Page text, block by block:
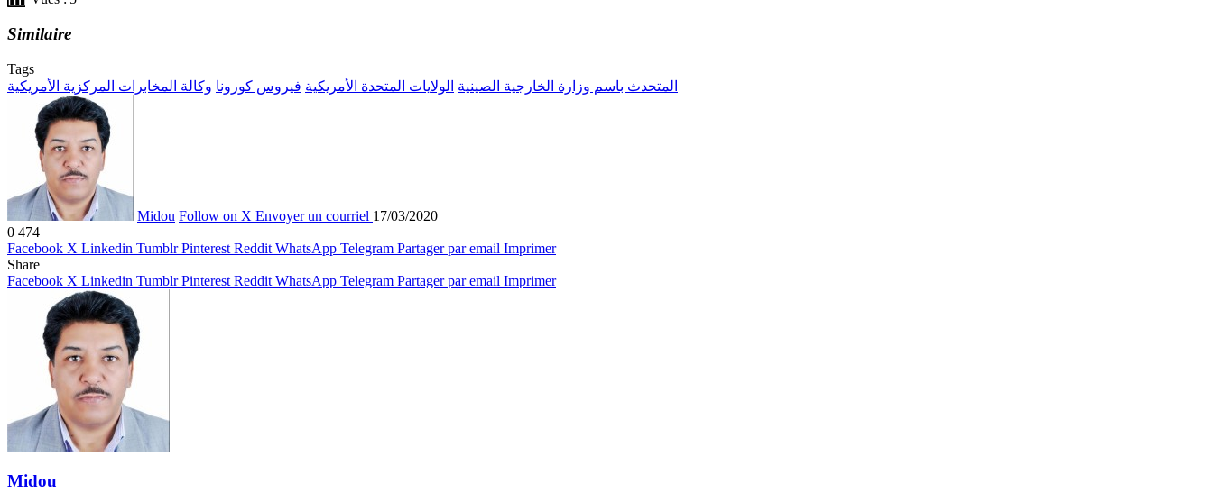
Similaire
Tags
المتحدث باسم وزارة الخارجية الصينية الولايات المتحدة الأمريكية فيروس كورونا وكالة المخابرات المركزية الأمريكية
Midou Follow on X Envoyer un courriel 17/03/2020
0 474
Facebook X Linkedin Tumblr Pinterest Reddit WhatsApp Telegram Partager par email Imprimer
Share
Facebook X Linkedin Tumblr Pinterest Reddit WhatsApp Telegram Partager par email Imprimer
Midou